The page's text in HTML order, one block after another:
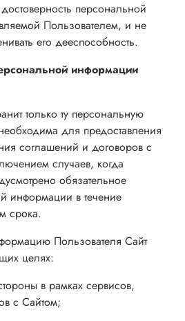
персональной
Пользователем, и не
его дееспособность.
информации
только ту персональную
для предоставления
соглашений и договоров с
случаев, когда
обязательное
информации в течение
срока.
Пользователя Сайт
целях:
в рамках сервисов,
с Сайтом;